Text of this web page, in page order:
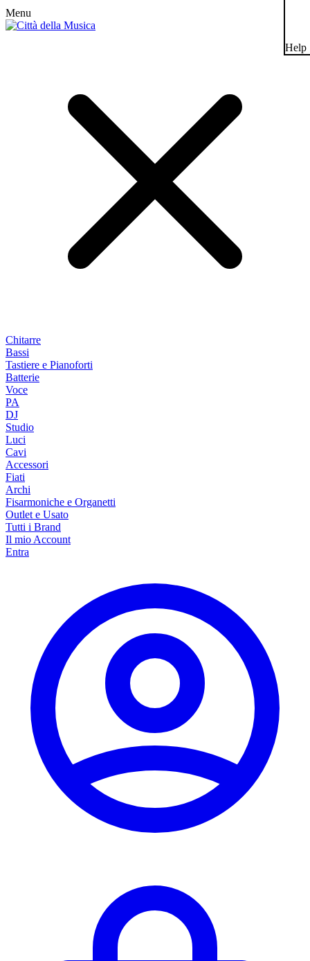
Menu
Chitarre
Bassi
Tastiere e Pianoforti
Batterie
Voce
PA
DJ
Studio
Luci
Cavi
Accessori
Fiati
Archi
Fisarmoniche e Organetti
Outlet e Usato
Tutti i Brand
Il mio Account
Entra
Help